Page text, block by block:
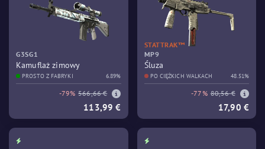
G3SG1
Kamuflaż zimowy
PROSTO Z FABRYKI 6.89%
-79% 566,66 €
113,99 €
STATTRAK™
MP9
Śluza
PO CIĘŻKICH WALKACH 48.51%
-77% 80,56 €
17,90 €